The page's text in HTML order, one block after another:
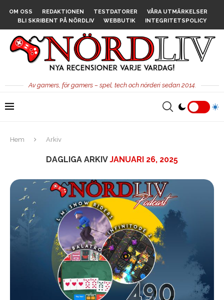
OM OSS REDAKTIONEN TESTDATORER
VÅRA UTMÄRKELSER
BLI SKRIBENT PÅ NÖRDLIV
WEBBUTIK INTEGRITETSPOLICY
Av gamers, för gamers – spel, tech och nörderi sedan 2014.
Hem Arkiv
DAGLIGA ARKIVJANUARI 26, 2025